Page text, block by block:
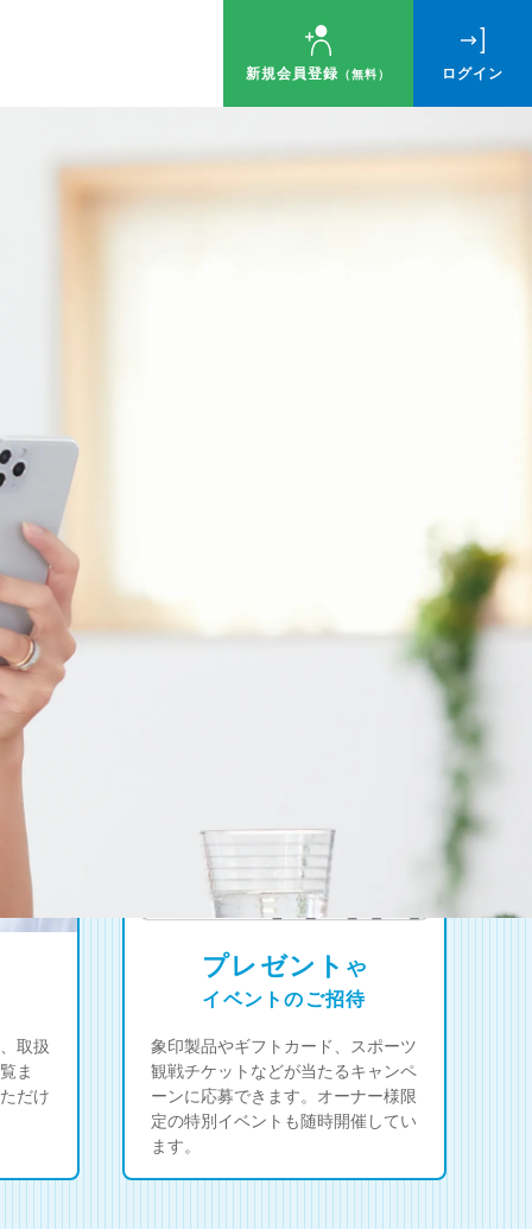
新規会員登録 （無料） ログイン
取扱
ま
だけ
プレゼント や
イベントのご招待
象印製品やギフトカード、スポーツ
観戦チケットなどが当たるキャンペ
ーンに応募できます。オーナー様限
定の特別イベントも随時開催してい
ます。